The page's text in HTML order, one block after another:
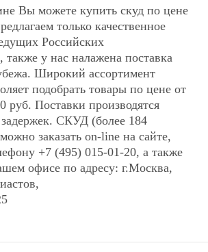
Tantos
Р Есть в наличии
10 дюймов ● Каналы:2
камеры ● Управление:
● Запись:отсутствует ●
блок питания ● Год: 2016
в 1 клик x
Tantos
Р Есть в наличии
10 дюймов ● Каналы:2
камеры ● Управление:
● Запись:отсутствует ●
блок питания ● Год: 2016
в 1 клик x
Вы можете купить скуд по цене
только качественное
Российских
также у нас налажена поставка
Широкий ассортимент
подобрать товары по цене от
руб. Поставки производятся
задержек. СКУД (более 184
заказать on-line на сайте,
+7 (495) 015-01-20, а также
офисе по адресу: г.Москва,